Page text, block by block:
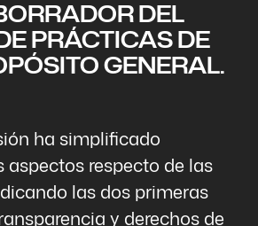
DEL
PRÁCTICAS DE
GENERAL.
ha simplificado
aspectos respecto de las
las dos primeras
y derechos de